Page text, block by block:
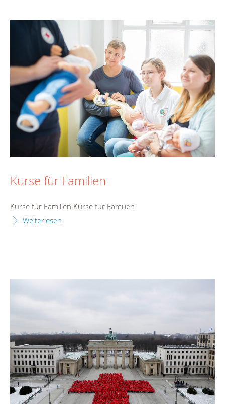
Kurse für Familien
Kurse für Familien Kurse für Familien
Weiterlesen